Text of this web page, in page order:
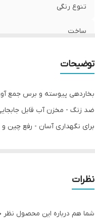
تنوع رنگی
ساخت
توضیحات
بخاردهی پیوسته و برس جمع
ثبت سفارش از نماینده کیوی ترکیه و بین ۱۰ الی ۱۵ روز کاری
نظرات
شما هم درباره این محصول نظر